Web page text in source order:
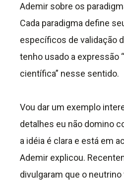
Ademir sobre os
Cada paradigma define
específicos de validação
tenho usado a expressão
científica” nesse sentido.
Vou dar um exemplo
detalhes eu não domino
a idéia é clara e está em
Ademir explicou.
divulgaram que o